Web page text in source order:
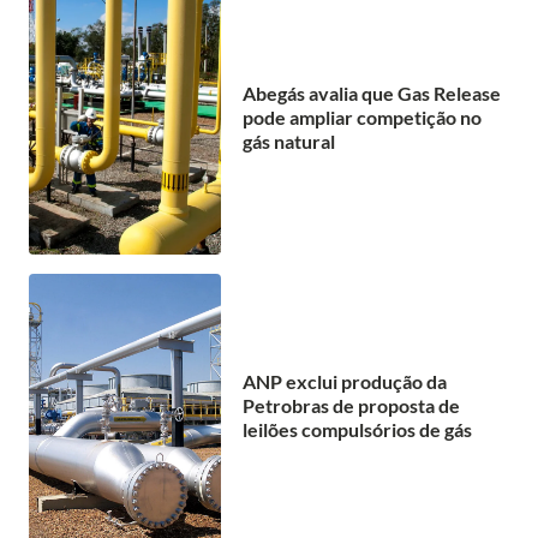
Abegás avalia que Gas Release
pode ampliar competição no
gás natural
ANP exclui produção da
Petrobras de proposta de
leilões compulsórios de gás